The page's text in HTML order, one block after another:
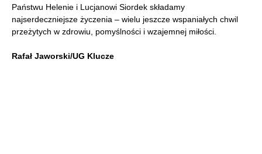
Państwu Helenie i Lucjanowi Siordek składamy
najserdeczniejsze życzenia – wielu jeszcze wspaniałych chwil
przeżytych w zdrowiu, pomyślności i wzajemnej miłości.
Rafał Jaworski/UG Klucze